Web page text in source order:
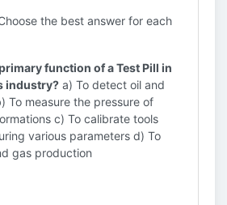
the best answer for each
function of a Test Pill in
industry? a) To detect oil and
To measure the pressure of
c) To calibrate tools
various parameters d) To
gas production